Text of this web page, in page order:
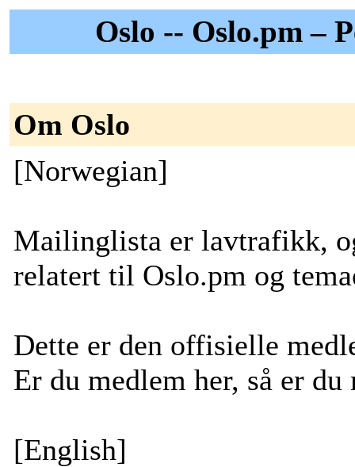
Oslo -- Oslo.pm –
Om Oslo
[Norwegian]
Mailinglista er lavtrafikk,
relatert til Oslo.pm og
Dette er den offisielle
Er du medlem her, så er
[English]